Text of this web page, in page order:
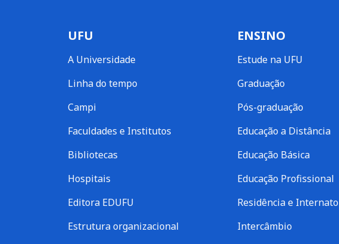
UFU
A Universidade
Linha do tempo
Campi
Faculdades e Institutos
Bibliotecas
Hospitais
Editora EDUFU
Estrutura organizacional
ENSINO
Estude na UFU
Graduação
Pós-graduação
Educação a Distância
Educação Básica
Educação Profissional
Residência e Internato
Intercâmbio